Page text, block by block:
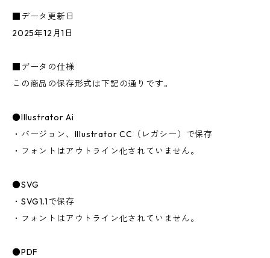
■データ更新日
2025年12月1日
■データの仕様
この商品の保存形式は下記の通りです。
●Illustrator Ai
・バージョン、Illustrator CC（レガシー）で保存
・フォントはアウトライン化されていません。
●SVG
・SVG1.1で保存
・フォントはアウトライン化されていません。
●PDF